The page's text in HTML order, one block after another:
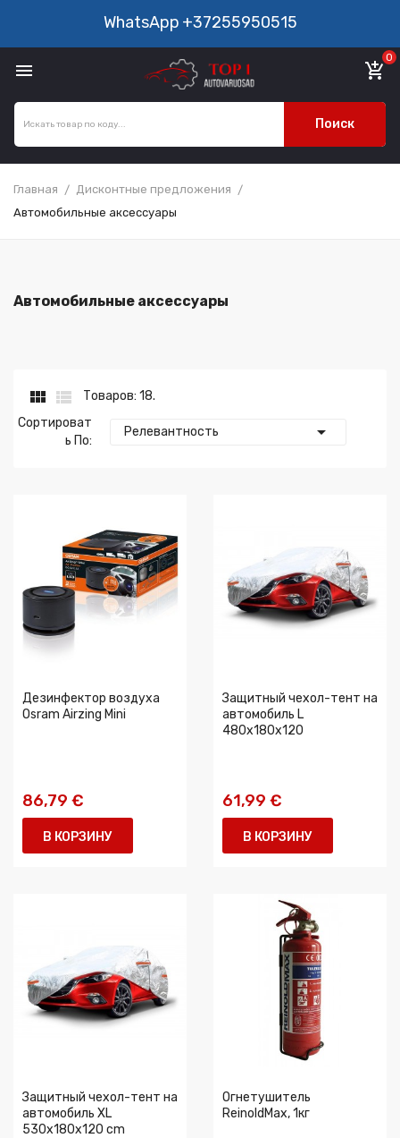
WhatsApp +37255950515
 add_shopping_cart
0
Поиск
Главная
Дисконтные предложения
Автомобильные аксессуары
Автомобильные аксессуары
 
Товаров: 18.
Сортироват
Ь По:
Релевантность 
Дезинфектор воздуха
Osram Airzing Mini
86,79 €
В КОРЗИНУ
Защитный чехол-тент на
автомобиль L
480x180x120
61,99 €
В КОРЗИНУ
Защитный чехол-тент на
автомобиль XL
530x180x120 cm
Огнетушитель
ReinoldMax, 1кг